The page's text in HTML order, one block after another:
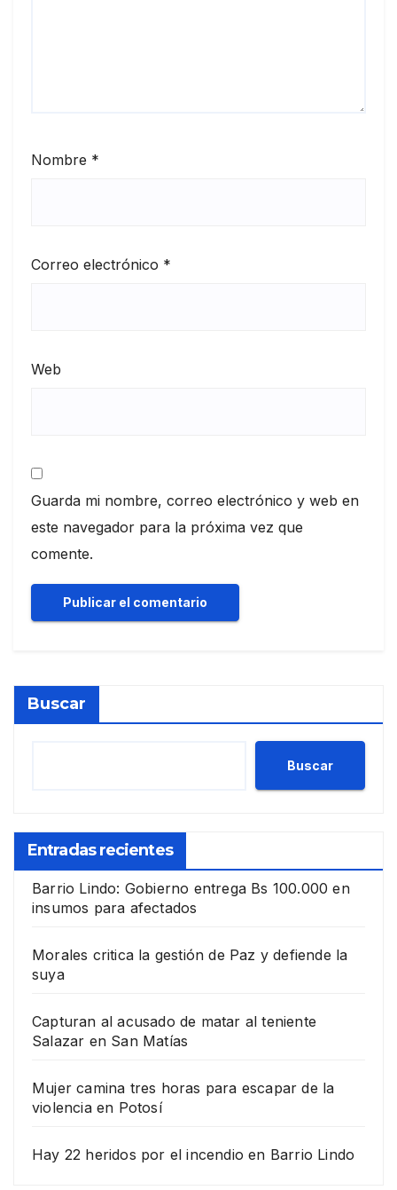
Nombre *
Correo electrónico *
Web
Guarda mi nombre, correo electrónico y web en
este navegador para la próxima vez que
comente.
Buscar
Buscar
Entradas recientes
Barrio Lindo: Gobierno entrega Bs 100.000 en
insumos para afectados
Morales critica la gestión de Paz y defiende la
suya
Capturan al acusado de matar al teniente
Salazar en San Matías
Mujer camina tres horas para escapar de la
violencia en Potosí
Hay 22 heridos por el incendio en Barrio Lindo